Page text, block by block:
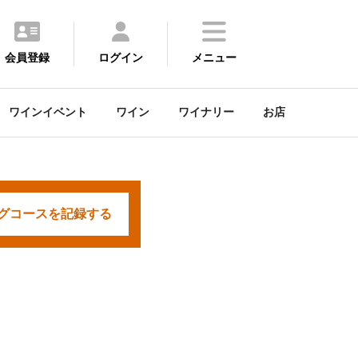
会員登録 ログイン メニュー
ワインイベント ワイン ワイナリー お店
コースを記録する